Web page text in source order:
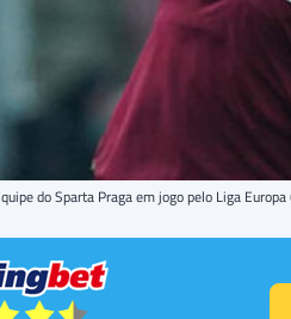
do Sparta Praga em jogo pelo Liga